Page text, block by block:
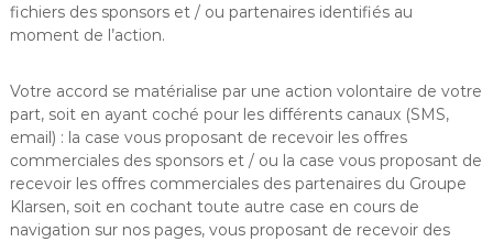
fichiers des sponsors et / ou partenaires identifiés au
moment de l’action.
Votre accord se matérialise par une action volontaire de votre
part, soit en ayant coché pour les différents canaux (SMS,
email) : la case vous proposant de recevoir les offres
commerciales des sponsors et / ou la case vous proposant de
recevoir les offres commerciales des partenaires du Groupe
Klarsen, soit en cochant toute autre case en cours de
navigation sur nos pages, vous proposant de recevoir des